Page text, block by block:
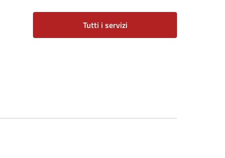
Tutti i servizi